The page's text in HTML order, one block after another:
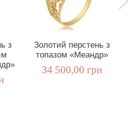
з
Золотий перстень з
топазом «Меандр»
34 500,00 грн